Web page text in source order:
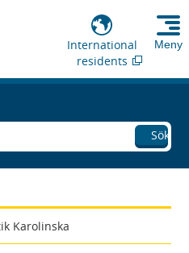
International
residents
Meny
Sök
Karolinska